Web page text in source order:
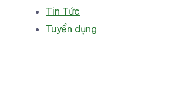
Tin Tức
Tuyển dụng